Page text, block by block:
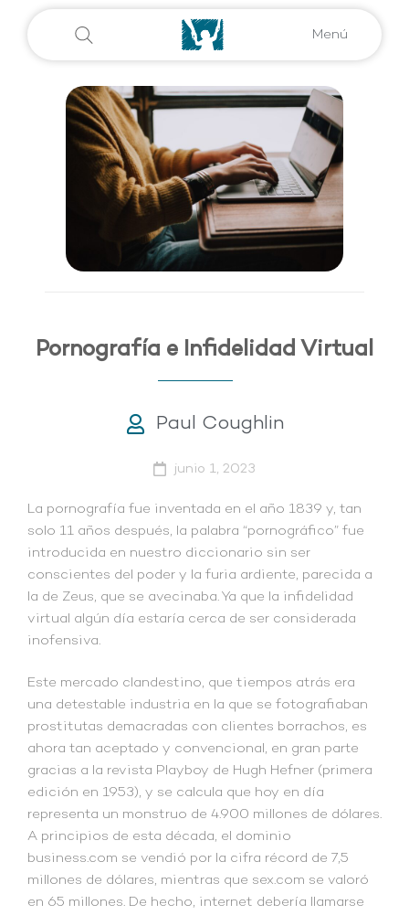
Menú
Pornografía e Infidelidad Virtual
Paul Coughlin
junio 1, 2023
La pornografía fue inventada en el año 1839 y, tan
solo 11 años después, la palabra “pornográfico” fue
introducida en nuestro diccionario sin ser
conscientes del poder y la furia ardiente, parecida a
la de Zeus, que se avecinaba. Ya que la infidelidad
virtual algún día estaría cerca de ser considerada
inofensiva.
Este mercado clandestino, que tiempos atrás era
una detestable industria en la que se fotografiaban
prostitutas demacradas con clientes borrachos, es
ahora tan aceptado y convencional, en gran parte
gracias a la revista Playboy de Hugh Hefner (primera
edición en 1953), y se calcula que hoy en día
representa un monstruo de 4.900 millones de dólares.
A principios de esta década, el dominio
business.com se vendió por la cifra récord de 7,5
millones de dólares, mientras que sex.com se valoró
en 65 millones. De hecho, internet debería llamarse